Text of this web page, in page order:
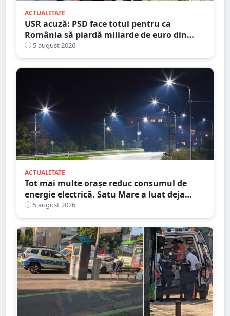
ACTUALITATE
USR acuză: PSD face totul pentru ca
România să piardă miliarde de euro din
PNRR
5 august 2026
ACTUALITATE
Tot mai multe orașe reduc consumul de
energie electrică. Satu Mare a luat deja
măsuri. Cu ce soluții au venit ceilalți
primari
5 august 2026